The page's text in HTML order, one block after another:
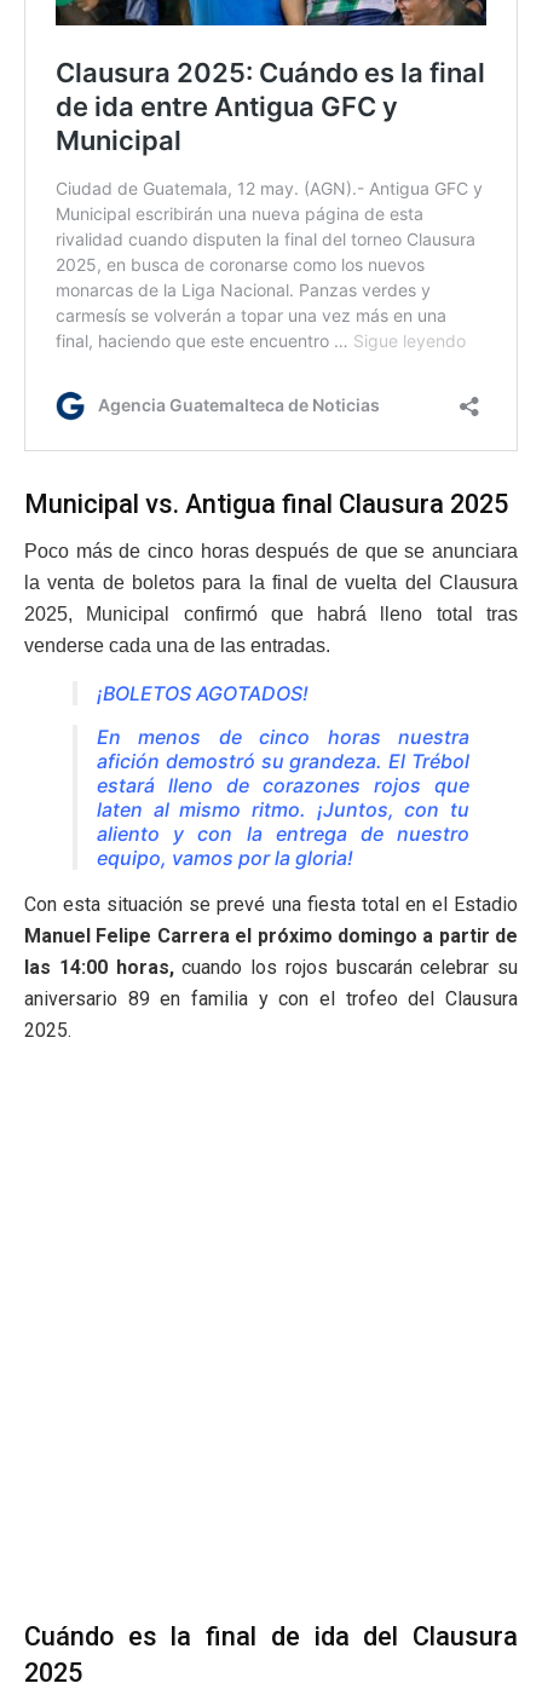
Municipal vs. Antigua final Clausura 2025
Poco más de cinco horas después de que se anunciara
la venta de boletos para la final de vuelta del Clausura
2025, Municipal confirmó que habrá lleno total tras
venderse cada una de las entradas.
¡BOLETOS AGOTADOS!
En menos de cinco horas nuestra
afición demostró su grandeza. El Trébol
estará lleno de corazones rojos que
laten al mismo ritmo. ¡Juntos, con tu
aliento y con la entrega de nuestro
equipo, vamos por la gloria!
Con esta situación se prevé una fiesta total en el Estadio
Manuel Felipe Carrera el próximo domingo a partir de
las 14:00 horas,cuando los rojos buscarán celebrar su
aniversario 89 en familia y con el trofeo del Clausura
2025.
Cuándo es la final de ida del Clausura
2025